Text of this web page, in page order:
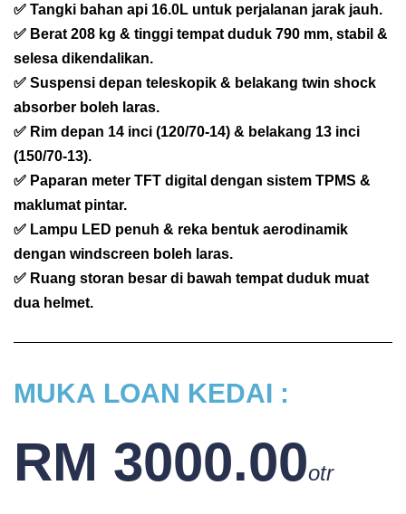
✅ Tangki bahan api 16.0L untuk perjalanan jarak jauh.
✅ Berat 208 kg & tinggi tempat duduk 790 mm, stabil &
selesa dikendalikan.
✅ Suspensi depan teleskopik & belakang twin shock
absorber boleh laras.
✅ Rim depan 14 inci (120/70-14) & belakang 13 inci
(150/70-13).
✅ Paparan meter TFT digital dengan sistem TPMS &
maklumat pintar.
✅ Lampu LED penuh & reka bentuk aerodinamik
dengan windscreen boleh laras.
✅ Ruang storan besar di bawah tempat duduk muat
dua helmet.
MUKA LOAN KEDAI :
RM 3000.00otr